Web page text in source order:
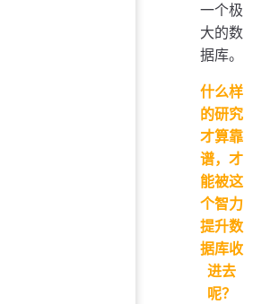
一个极
大的数
据库。
什么样
的研究
才算靠
谱，才
能被这
个智力
提升数
据库收
进去
呢？